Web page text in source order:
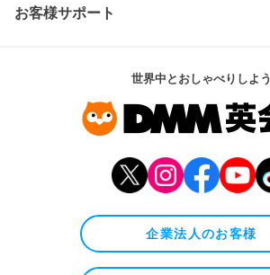
お客様サポート
世界中とおしゃべりしよう
企業法人のお客様